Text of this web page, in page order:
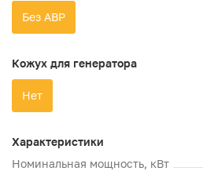
Без АВР
Кожух для генератора
Нет
Характеристики
Номинальная мощность, кВт